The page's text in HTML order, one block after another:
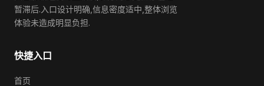
暂滞后.入口设计明确,信息密度适中,整体浏览
体验未造成明显负担.
快捷入口
首页